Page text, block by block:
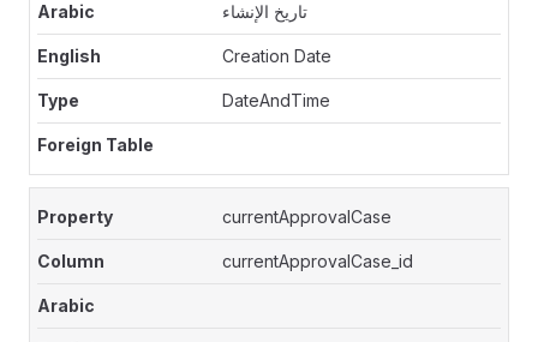
تاريخ الإنشاء
Creation Date
DateAndTime
currentApprovalCase
currentApprovalCase_id